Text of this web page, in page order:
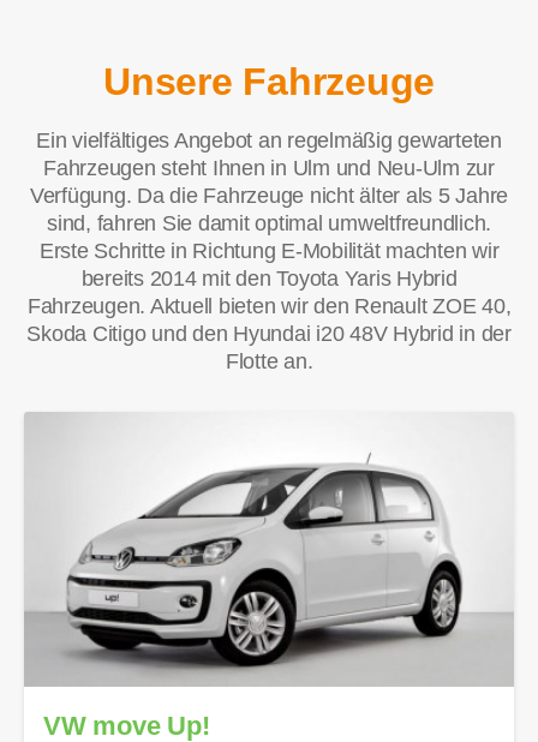
Unsere Fahrzeuge
Ein vielfältiges Angebot an regelmäßig gewarteten
Fahrzeugen steht Ihnen in Ulm und Neu-Ulm zur
Verfügung. Da die Fahrzeuge nicht älter als 5 Jahre
sind, fahren Sie damit optimal umweltfreundlich.
Erste Schritte in Richtung E-Mobilität machten wir
bereits 2014 mit den Toyota Yaris Hybrid
Fahrzeugen. Aktuell bieten wir den Renault ZOE 40,
Skoda Citigo und den Hyundai i20 48V Hybrid in der
Flotte an.
VW move Up!